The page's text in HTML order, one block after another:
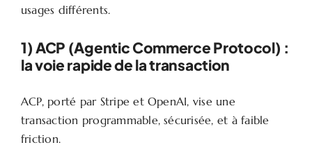
usages différents.
1) ACP (Agentic Commerce Protocol) :
la voie rapide de la transaction
ACP, porté par Stripe et OpenAI, vise une
transaction programmable, sécurisée, et à faible
friction.